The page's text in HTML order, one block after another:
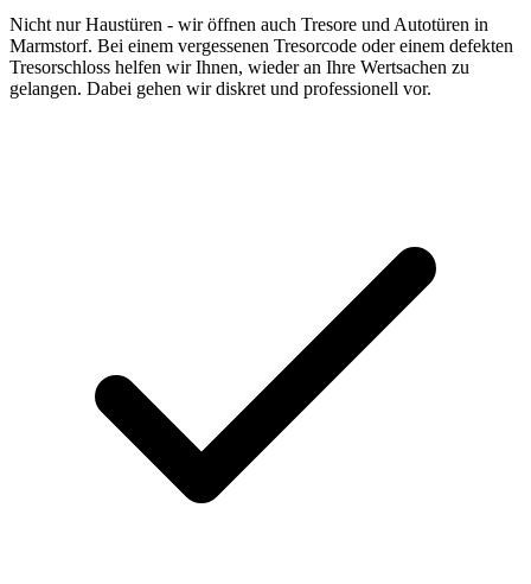
Nicht nur Haustüren - wir öffnen auch Tresore und Autotüren in
Marmstorf. Bei einem vergessenen Tresorcode oder einem defekten
Tresorschloss helfen wir Ihnen, wieder an Ihre Wertsachen zu
gelangen. Dabei gehen wir diskret und professionell vor.